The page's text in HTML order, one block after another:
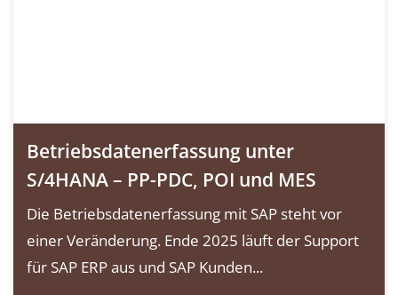
Betriebsdatenerfassung unter
S/4HANA – PP-PDC, POI und MES
Die Betriebsdatenerfassung mit SAP steht vor
einer Veränderung. Ende 2025 läuft der Support
für SAP ERP aus und SAP Kunden...